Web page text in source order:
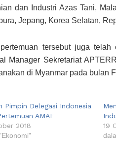
dan Industri Azas Tani,
Jepang, Korea Selatan,
tersebut juga
Manager Sekretariat
di Myanmar pada bulan
Pimpin Delegasi Indonesia
AMAF
2018
19